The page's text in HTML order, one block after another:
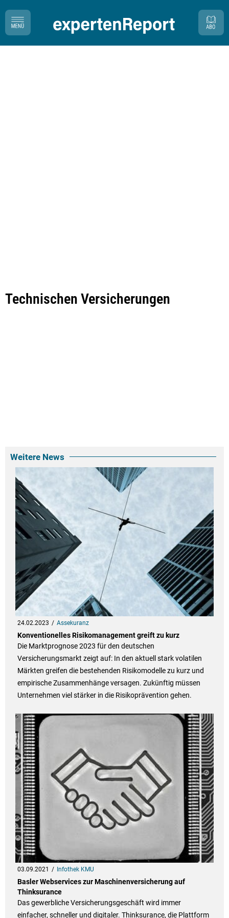
Technischen Versicherungen
Weitere News
24.02.2023 Assekuranz
Konventionelles Risikomanagement greift zu kurz
Die Marktprognose 2023 für den deutschen
Versicherungsmarkt zeigt auf: In den aktuell stark volatilen
Märkten greifen die bestehenden Risikomodelle zu kurz und
empirische Zusammenhänge versagen. Zukünftig müssen
Unternehmen viel stärker in die Risikoprävention gehen.
03.09.2021 Infothek KMU
Basler Webservices zur Maschinenversicherung auf
Thinksurance
Das gewerbliche Versicherungsgeschäft wird immer
einfacher, schneller und digitaler. Thinksurance, die Plattform